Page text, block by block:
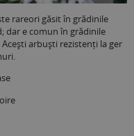
rareori găsit în grădinile
dar e comun în grădinile
arbuști rezistenți la ger